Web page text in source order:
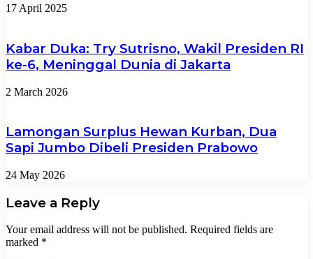
17 April 2025
Kabar Duka: Try Sutrisno, Wakil Presiden RI
ke-6, Meninggal Dunia di Jakarta
2 March 2026
Lamongan Surplus Hewan Kurban, Dua
Sapi Jumbo Dibeli Presiden Prabowo
24 May 2026
Leave a Reply
Your email address will not be published. Required fields are
marked *